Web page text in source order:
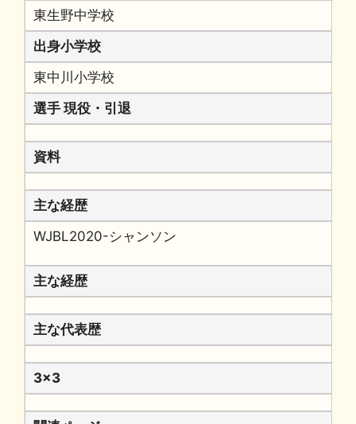
東生野中学校
出身小学校
東中川小学校
選手 現役・引退
資料
主な経歴
WJBL2020-シャンソン
主な経歴
主な代表歴
3x3